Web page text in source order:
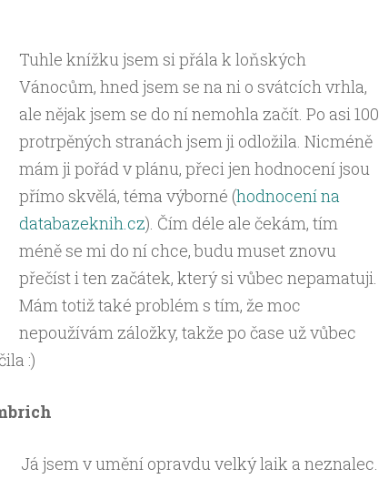
Tuhle knížku jsem si přála k loňských
Vánocům, hned jsem se na ni o svátcích vrhla,
ale nějak jsem se do ní nemohla začít. Po asi 100
protrpěných stranách jsem ji odložila. Nicméně
mám ji pořád v plánu, přeci jen hodnocení jsou
přímo skvělá, téma výborné (hodnocení na
databazeknih.cz). Čím déle ale čekám, tím
méně se mi do ní chce, budu muset znovu
přečíst i ten začátek, který si vůbec nepamatuji.
Mám totiž také problém s tím, že moc
nepoužívám záložky, takže po čase už vůbec
:)
Já jsem v umění opravdu velký laik a neznalec.